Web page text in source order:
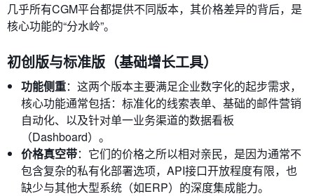
几乎所有CGM平台都提供不同版本，其价格差异的背后，是
核心功能的“分水岭”。
初创版与标准版（基础增长工具）
功能侧重：这两个版本主要满足企业数字化的起步需求，
核心功能通常包括：标准化的线索表单、基础的邮件营销
自动化、以及针对单一业务渠道的数据看板
（Dashboard）。
价格真空带：它们的价格之所以相对亲民，是因为通常不
包含复杂的私有化部署选项，API接口开放程度有限，也
缺少与其他大型系统（如ERP）的深度集成能力。